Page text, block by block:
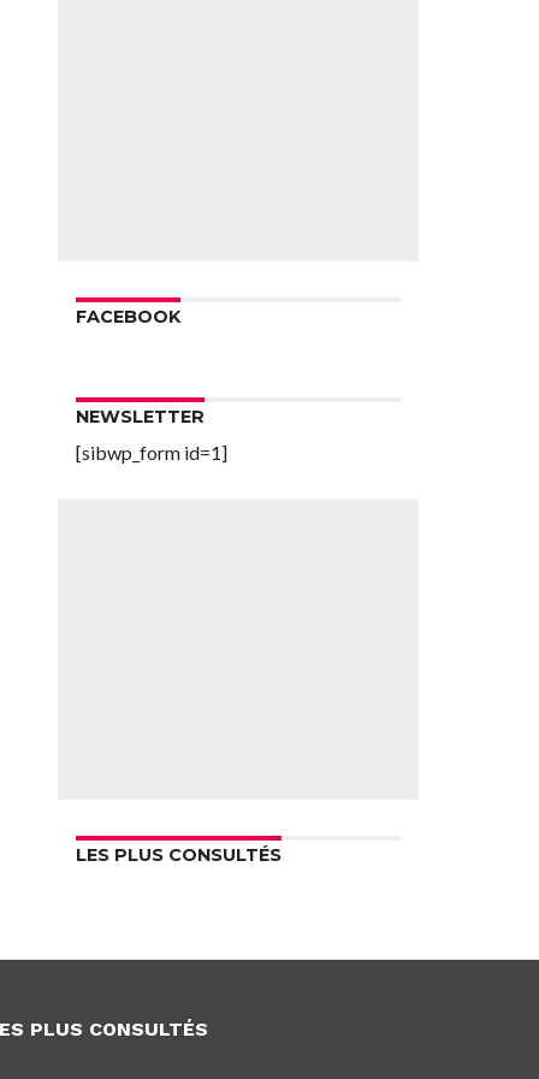
FACEBOOK
NEWSLETTER
[sibwp_form id=1]
LES PLUS CONSULTÉS
PLUS CONSULTÉS